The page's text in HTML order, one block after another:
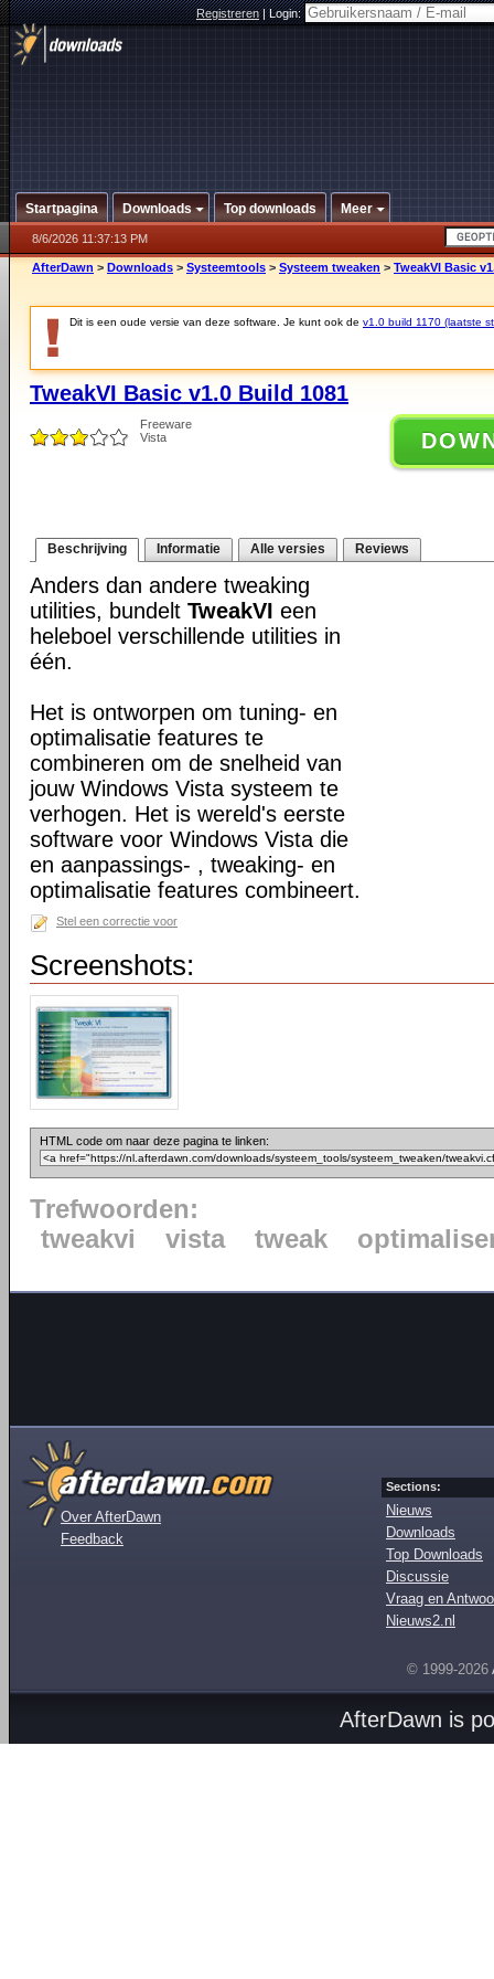
Registreren|Login:
Startpagina Downloads Top downloads Meer
8/6/2026 11:37:13 PM
AfterDawn > Downloads > Systeemtools > Systeem tweaken > TweakVI Basic
Dit is een oude versie van deze software. Je kunt ook de v1.0 build 1170 (laatste
TweakVI Basic v1.0 Build 1081
Freeware
Vista
Beschrijving Informatie Alle versies Reviews
Anders dan andere tweaking
utilities, bundelt TweakVI een
heleboel verschillende utilities in
één.
Het is ontworpen om tuning- en
optimalisatie features te
combineren om de snelheid van
jouw Windows Vista systeem te
verhogen. Het is wereld's eerste
software voor Windows Vista die
en aanpassings- , tweaking- en
optimalisatie features combineert.
Stel een correctie voor
Screenshots:
HTML code om naar deze pagina te linken:
Trefwoorden:
tweakvi
vista tweak
Over AfterDawn
Feedback
Sections:
Nieuws
Downloads
Top Downloads
Discussie
Vraag en
Nieuws2.nl
© 1999-2026
AfterDawn is